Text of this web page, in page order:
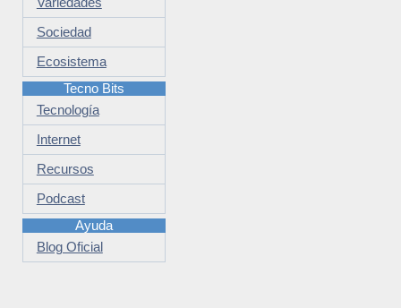
Sociedad
Ecosistema
Tecno Bits
Tecnología
Internet
Recursos
Podcast
Ayuda
Blog Oficial